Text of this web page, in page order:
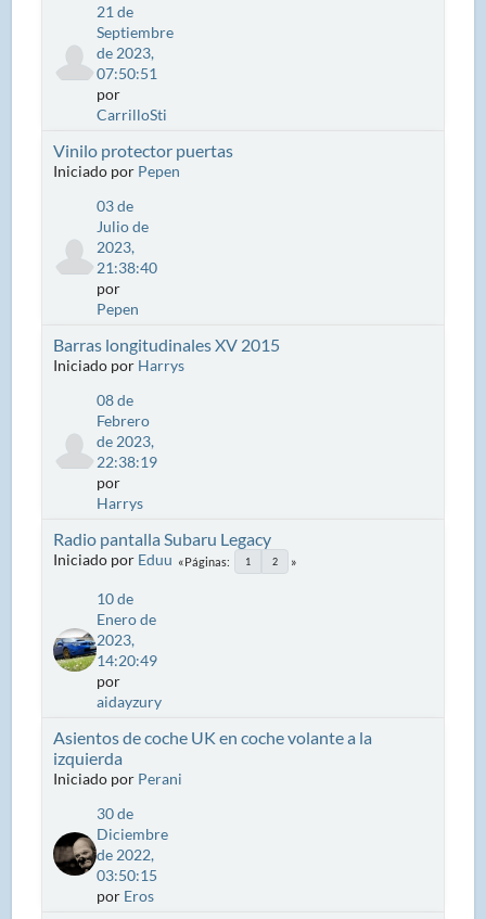
21 de
Septiembre
de 2023,
07:50:51
por
CarrilloSti
Vinilo protector puertas
Iniciado por Pepen
03 de
Julio de
2023,
21:38:40
por
Pepen
Barras longitudinales XV 2015
Iniciado por Harrys
08 de
Febrero
de 2023,
22:38:19
por
Harrys
Radio pantalla Subaru Legacy
Iniciado por Eduu Páginas 1 2
10 de
Enero de
2023,
14:20:49
por
aidayzury
Asientos de coche UK en coche volante a la
izquierda
Iniciado por Perani
30 de
Diciembre
de 2022,
03:50:15
por Eros